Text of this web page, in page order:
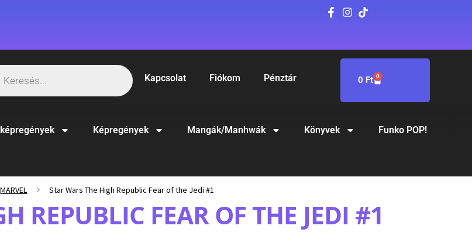
Kapcsolat Fiókom Pénztár 0 Ft 0
Képregények Mangák/Manhwák Könyvek Funko POP!
MARVEL Star Wars The High Republic Fear of the Jedi #1
REPUBLIC FEAR OF THE JEDI #1